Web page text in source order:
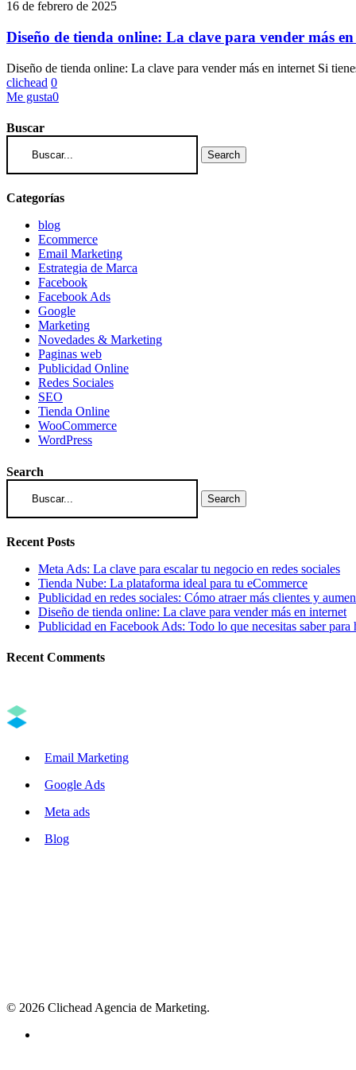
de
online:
La
clave
para
vender
más
internet
16 de febrero de 2025
Diseño de tienda online: La clave para vender más
Diseño de tienda online: La clave para vender más en internet Si
clichead 0
Me gusta0
Buscar
Search
Categorías
blog
Ecommerce
Email Marketing
Estrategia de Marca
Facebook
Facebook Ads
Google
Marketing
Novedades & Marketing
Paginas web
Publicidad Online
Redes Sociales
SEO
Tienda Online
WooCommerce
WordPress
Search
Search
Recent Posts
Meta Ads: La clave para escalar tu negocio en redes sociales
Tienda Nube: La plataforma ideal para tu eCommerce
Publicidad en redes sociales: Cómo atraer más clientes y
Diseño de tienda online: La clave para vender más en internet
Publicidad en Facebook Ads: Todo lo que necesitas saber para
Recent Comments
Email Marketing
Google Ads
Meta ads
Blog
© 2026 Clichead Agencia de Marketing.